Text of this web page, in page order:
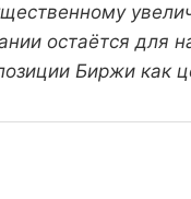
остаётся для
Биржи как